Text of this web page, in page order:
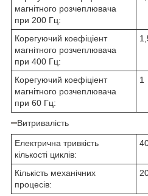
магнітного розчеплювача
при 200 Гц:
Корегуючий коефіціент
магнітного розчеплювача
при 400 Гц:
Корегуючий коефіціент
магнітного розчеплювача
при 60 Гц:
1
Витривалість
Електрична тривкість
кількості циклів:
Кількість механічних
процесів: